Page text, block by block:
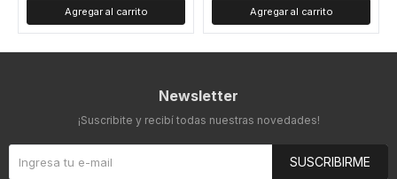
Newsletter
¡Suscribite y recibí todas nuestras novedades!
SUSCRIBIRME